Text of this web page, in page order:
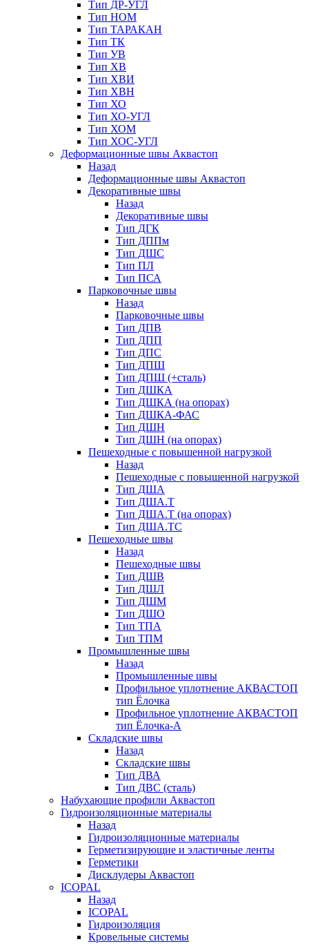
Тип ДР-УГЛ
Тип НОМ
Тип ТАРАКАН
Тип ТК
Тип УВ
Тип ХВ
Тип ХВИ
Тип ХВН
Тип ХО
Тип ХО-УГЛ
Тип ХОМ
Тип ХОС-УГЛ
Деформационные швы Аквастоп
Назад
Деформационные швы Аквастоп
Декоративные швы
Назад
Декоративные швы
Тип ДГК
Тип ДППм
Тип ДШС
Тип ПЛ
Тип ПСА
Парковочные швы
Назад
Парковочные швы
Тип ДПВ
Тип ДПП
Тип ДПС
Тип ДПШ
Тип ДПШ (+сталь)
Тип ДШКА
Тип ДШКА (на опорах)
Тип ДШКА-ФАС
Тип ДШН
Тип ДШН (на опорах)
Пешеходные с повышенной нагрузкой
Назад
Пешеходные с повышенной нагрузкой
Тип ДША
Тип ДША.Т
Тип ДША.Т (на опорах)
Тип ДША.ТС
Пешеходные швы
Назад
Пешеходные швы
Тип ДШВ
Тип ДШЛ
Тип ДШМ
Тип ДШО
Тип ТПА
Тип ТПМ
Промышленные швы
Назад
Промышленные швы
Профильное уплотнение АКВАСТОП
тип Ёлочка
Профильное уплотнение АКВАСТОП
тип Ёлочка-А
Складские швы
Назад
Складские швы
Тип ДВА
Тип ДВС (сталь)
Набухающие профили Аквастоп
Гидроизоляционные материалы
Назад
Гидроизоляционные материалы
Герметизирующие и эластичные ленты
Герметики
Дисклудеры Аквастоп
ICOPAL
Назад
ICOPAL
Гидроизоляция
Кровельные системы